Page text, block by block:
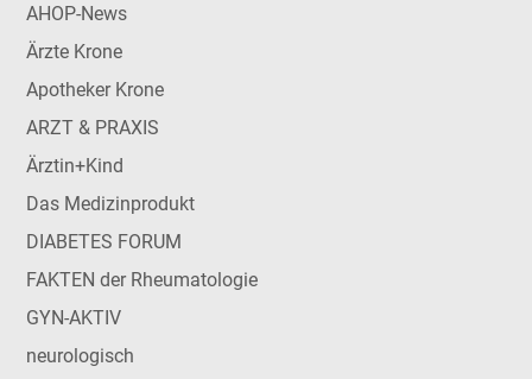
AHOP-News
Ärzte Krone
Apotheker Krone
ARZT & PRAXIS
Ärztin+Kind
Das Medizinprodukt
DIABETES FORUM
FAKTEN der Rheumatologie
GYN-AKTIV
neurologisch